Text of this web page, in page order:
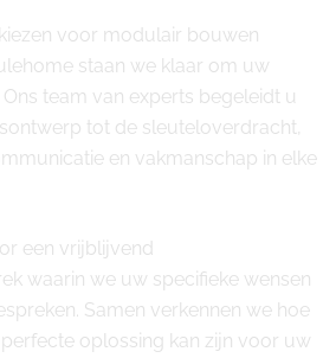
voor modulair bouwen
staan we klaar om uw
team van experts begeleidt u
tot de sleuteloverdracht,
en vakmanschap in elke
een vrijblijvend
waarin we uw specifieke wensen
Samen verkennen we hoe
oplossing kan zijn voor uw